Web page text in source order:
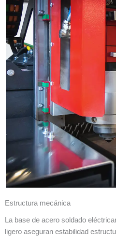
Estructura mecánica
La base de acero soldado
ligero aseguran estabilidad